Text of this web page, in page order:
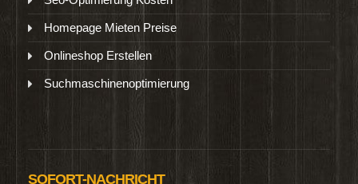
Homepage Mieten Preise
Onlineshop Erstellen
Suchmaschinenoptimierung
SOFORT-NACHRICHT